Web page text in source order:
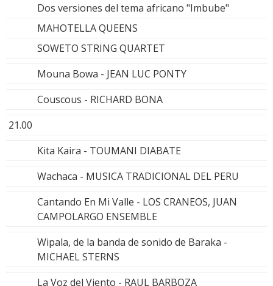
Dos versiones del tema africano "Imbube"
MAHOTELLA QUEENS
SOWETO STRING QUARTET
Mouna Bowa - JEAN LUC PONTY
Couscous - RICHARD BONA
21.00
Kita Kaira - TOUMANI DIABATE
Wachaca - MUSICA TRADICIONAL DEL PERU
Cantando En Mi Valle - LOS CRANEOS, JUAN
CAMPOLARGO ENSEMBLE
Wipala, de la banda de sonido de Baraka -
MICHAEL STERNS
La Voz del Viento - RAUL BARBOZA